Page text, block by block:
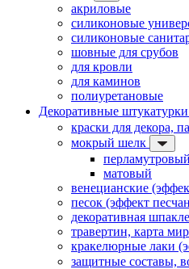
акриловые
силиконовые
силиконовые
шовные для срубов
для кровли
для каминов
полиуретановые
Декоративные
краски для декора,
мокрый шелк
перламутровый
матовый
венецианские
песок (эффект
декоративная
травертин, карта
кракелюрные лаки
защитные составы,